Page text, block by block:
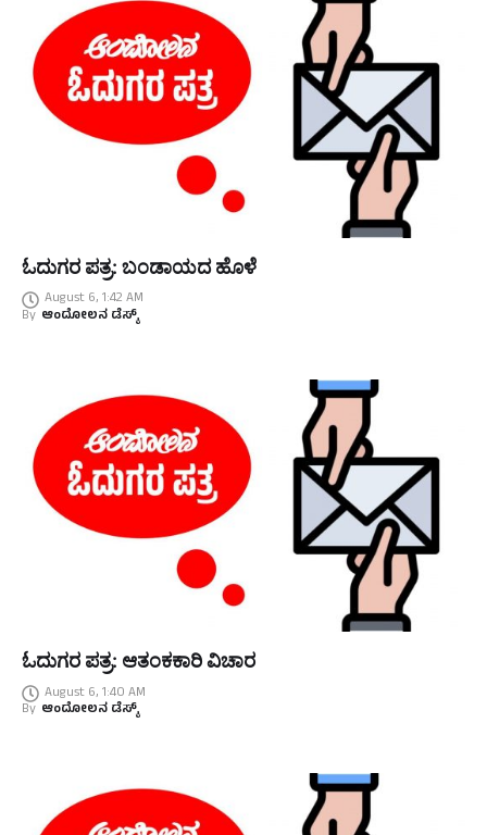
ಓದುಗರ ಪತ್ರ: ಬಂಡಾಯದ ಹೊಳೆ
August 6, 1:42 AM
By ಆಂದೋಲನ ಡೆಸ್ಕ್
ಓದುಗರ ಪತ್ರ: ಆತಂಕಕಾರಿ ವಿಚಾರ
August 6, 1:40 AM
By ಆಂದೋಲನ ಡೆಸ್ಕ್